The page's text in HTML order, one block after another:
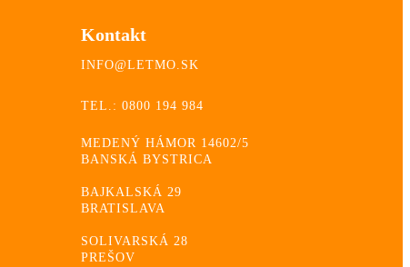
Kontakt
INFO@LETMO.SK
TEL.: 0800 194 984
MEDENÝ HÁMOR 14602/5
BANSKÁ BYSTRICA
BAJKALSKÁ 29
BRATISLAVA
SOLIVARSKÁ 28
PREŠOV